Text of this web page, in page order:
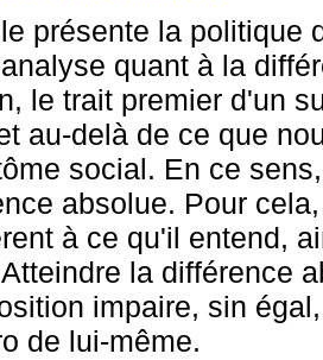
présente la politique
quant à la
le trait premier d'un
au-delà de ce que
social. En ce
absolue. Pour
à ce qu'il entend,
la différence
impaire, sin
de lui-même.